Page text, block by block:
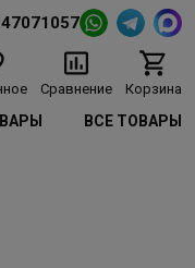
Сравнение Корзина
ВСЕ ТОВАРЫ